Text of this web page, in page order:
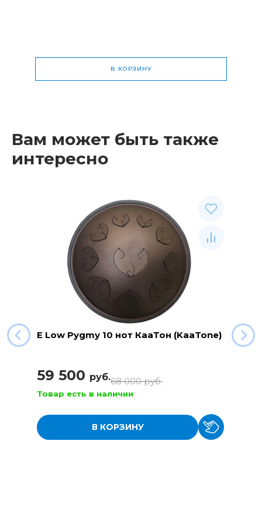
В КОРЗИНУ
Вам может быть также
интересно
E Low Pygmy 10 нот КааТон (KaaTone)
59 500 руб.68 000руб.
Товар есть в наличии
В КОРЗИНУ